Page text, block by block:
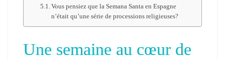
Vous pensiez que la Semana Santa en Espagne
n’était qu’une série de processions religieuses?
Une semaine au cœur de